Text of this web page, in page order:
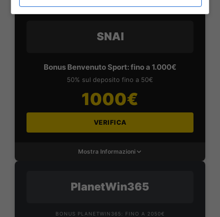
SNAI
Bonus Benvenuto Sport: fino a 1.000€
50% sul deposito fino a 50€
1000€
VERIFICA
Mostra Informazioni
PlanetWin365
BONUS PLANETWIN365: FINO A 2050€